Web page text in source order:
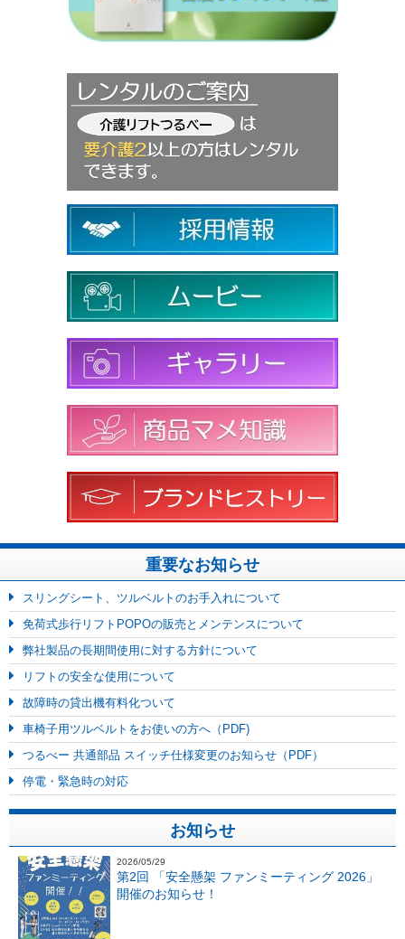
重要なお知らせ
スリングシート、ツルベルトのお手入れについて
免荷式歩行リフトPOPOの販売とメンテンスについて
弊社製品の長期間使用に対する方針について
リフトの安全な使用について
故障時の貸出機有料化ついて
車椅子用ツルベルトをお使いの方へ（PDF)
つるべー 共通部品 スイッチ仕様変更のお知らせ（PDF）
停電・緊急時の対応
お知らせ
2026/05/29
第2回 「安全懸架 ファンミーティング 2026」
開催のお知らせ！